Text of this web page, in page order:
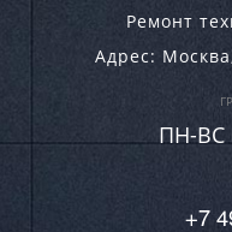
Ремонт
Адрес: Москва
ПН-ВC
+7